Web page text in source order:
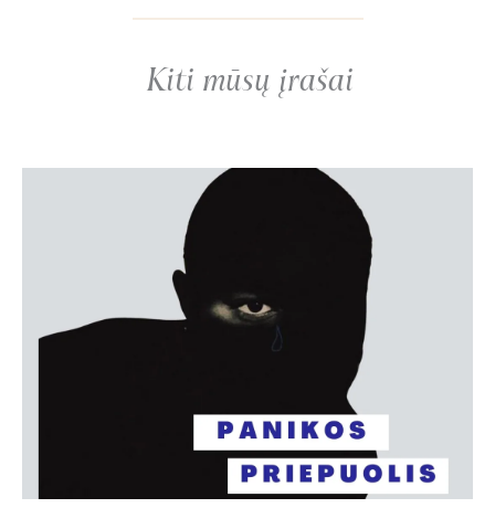
Kiti mūsų įrašai